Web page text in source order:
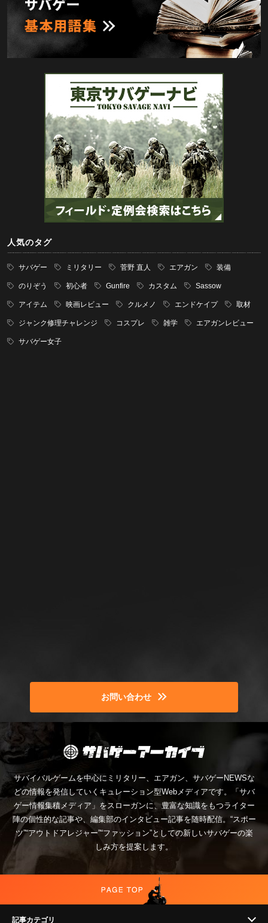
人気のタグ
サバゲー ミリタリー 菅野 直人 エアガン 装備
のりぞう 初心者 Gunfire カスタム Sassow
アイテム 映画レビュー クルメノ エンドケイプ 取材
ジャンク修理チャレンジ コスプレ 雑学 エアガンレビュー
サバゲー女子
お問い合わせ
サバイバルゲームを中心にミリタリー、エアガン、サバゲーNEWSな
どの情報を発信していくキュレーション型Webメディアです。「サバ
ゲー情報集積メディア」をスローガンに、豊富な知識をもつライター
陣の個性的な記事や、編集部のインタビュー記事を随時配信。“スポー
ツ”“アウトドアレジャー”“ファッション”としての新しいサバゲーの楽
しみ方を提案します。
記事カテゴリ